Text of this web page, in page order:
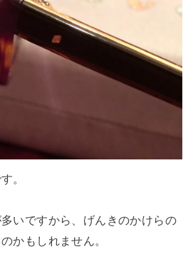
。
いですから、げんきのかけらの
かもしれません。